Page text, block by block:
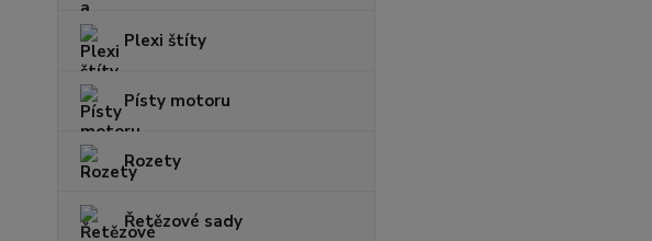
Plexi štíty
Písty motoru
Rozety
Řetězové sady